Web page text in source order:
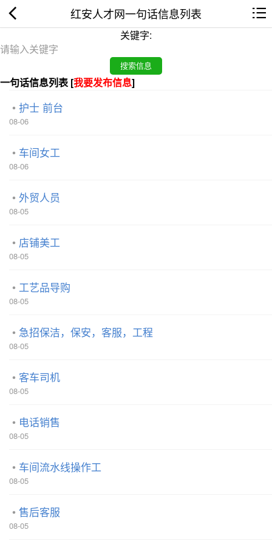
红安人才网一句话信息列表
关键字:
一句话信息列表 [我要发布信息]
护士 前台
08-06
车间女工
08-06
外贸人员
08-05
店铺美工
08-05
工艺品导购
08-05
急招保洁，保安，客服，工程
08-05
客车司机
08-05
电话销售
08-05
车间流水线操作工
08-05
售后客服
08-05